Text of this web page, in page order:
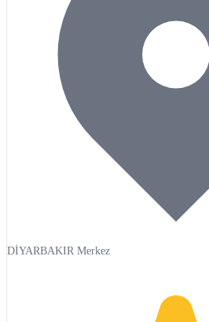
DİYARBAKIR Merkez